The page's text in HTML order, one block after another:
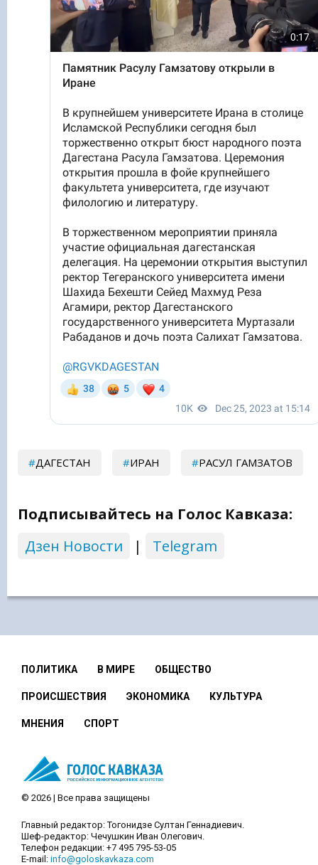
ДАГЕСТАН ИРАН РАСУЛ ГАМЗАТОВ
Подписывайтесь на Голос Кавказа:
Дзен Новости
| Telegram
ПОЛИТИКА В МИРЕ ОБЩЕСТВО
ПРОИСШЕСТВИЯ ЭКОНОМИКА КУЛЬТУРА
МНЕНИЯ СПОРТ
© 2026 | Все права защищены
Главный редактор: Тогонидзе Султан Геннадиевич.
Шеф-редактор: Чечушкин Иван Олегович.
Телефон редакции: +7 495 795-53-05
E-mail: info@goloskavkaza.com